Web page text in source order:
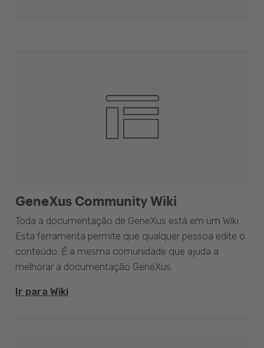
GeneXus Community Wiki
Toda a documentação de GeneXus está em um Wiki.
Esta ferramenta permite que qualquer pessoa edite o
conteúdo. É a mesma comunidade que ajuda a
melhorar a documentação GeneXus.
Ir para Wiki